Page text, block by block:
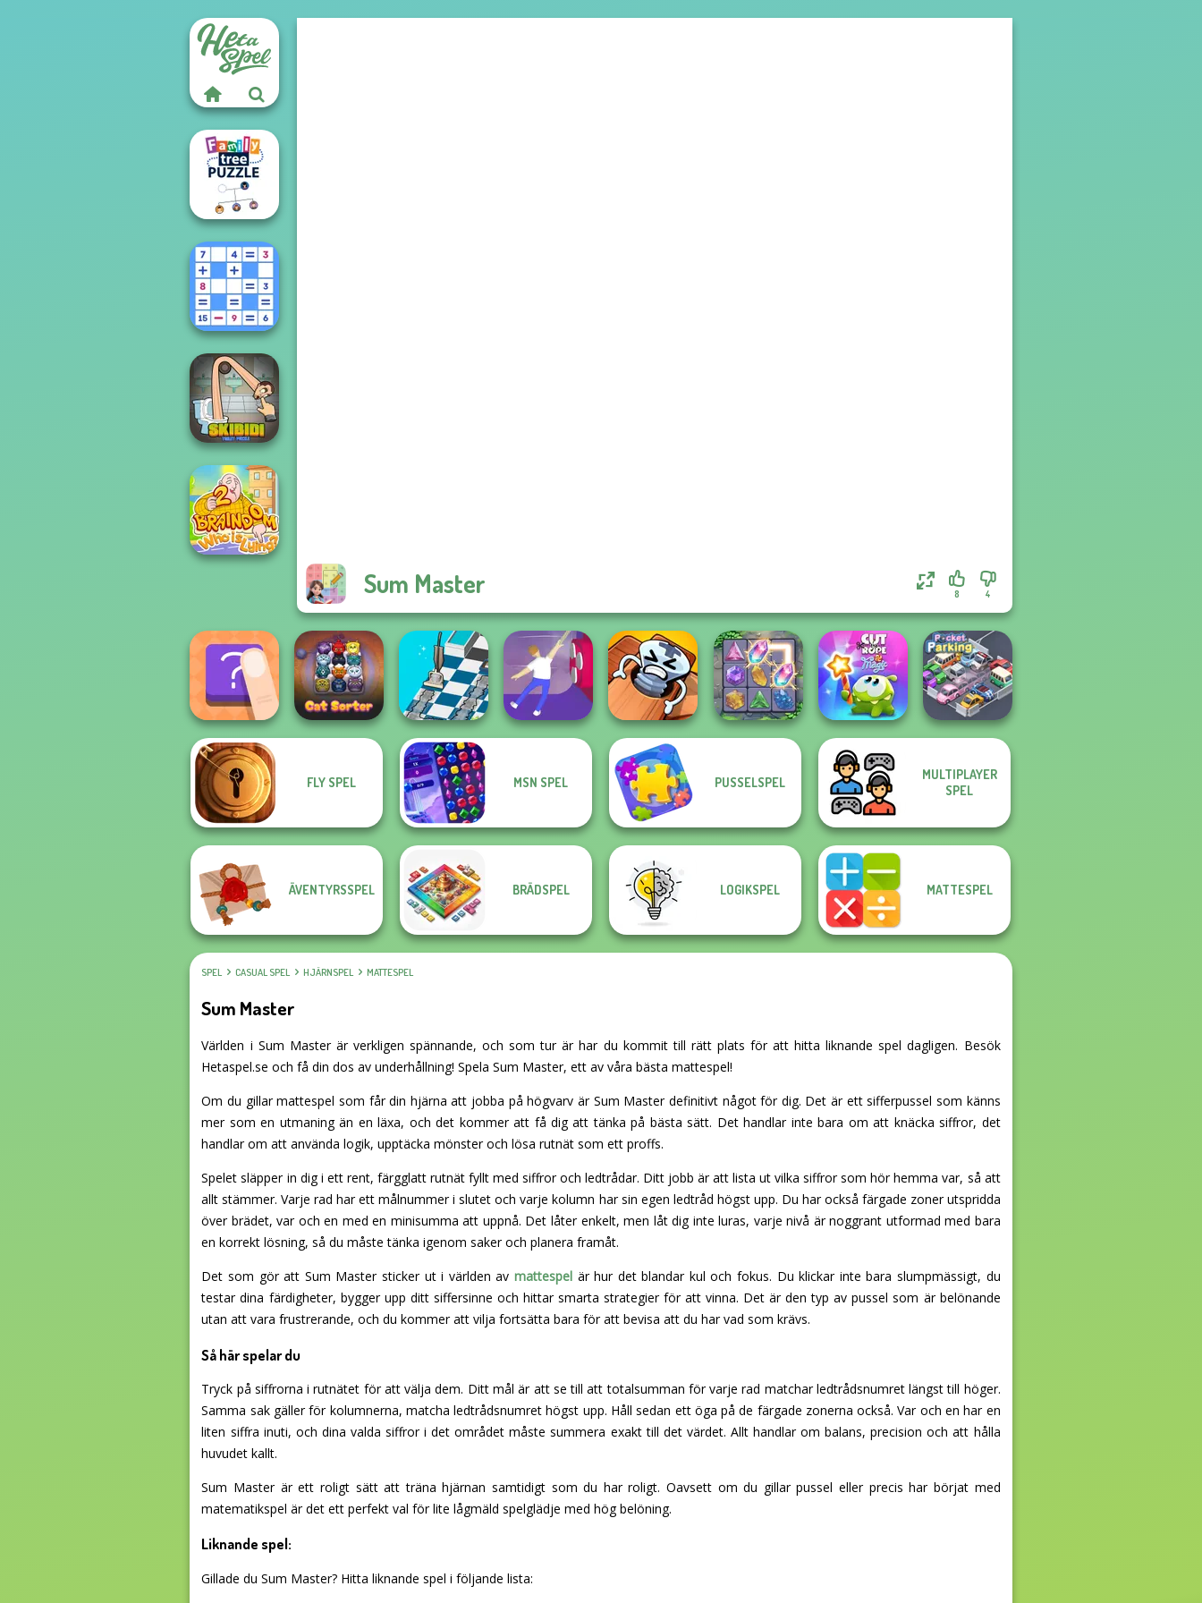
Sum Master 4
8
Family Tree
Puzzle
Mathematical
Crossword
Skibidi Toilet
Puzzle
Who is Lying?
The Shape
Dusty Maze
Hunter
Pin Master: Screw
Puzzle Quest
Cut The Rope
Magic
Pocket Parking
FLY SPEL MSN SPEL PUSSELSPEL
MULTIPLAYER
SPEL
ÄVENTYRSSPEL BRÄDSPEL LOGIKSPEL MATTESPEL
SPEL CASUAL SPEL HJÄRNSPEL MATTESPEL
Sum Master
Världen i Sum Master är verkligen spännande, och som tur är har du kommit till rätt plats för att hitta liknande spel dagligen. Besök
Hetaspel.se och få din dos av underhållning! Spela Sum Master, ett av våra bästa mattespel!
Om du gillarmattespel som får din hjärna att jobba på högvarv är Sum Master definitivt något för dig. Det är ett sifferpussel som känns
mer som en utmaning än en läxa, och det kommer att få dig att tänka på bästa sätt. Det handlar inte bara om att knäcka siffror, det
handlar om att använda logik, upptäcka mönster och lösa rutnät som ett proffs.
Spelet släpper in dig i ett rent, färgglatt rutnät fyllt med siffror och ledtrådar. Ditt jobb är att lista ut vilka siffror som hör hemma var, så att
allt stämmer. Varje rad har ett målnummer i slutet och varje kolumn har sin egen ledtråd högst upp. Du har också färgade zoner utspridda
över brädet, var och en med en minisumma att uppnå. Det låter enkelt, men låt dig inte luras, varje nivå är noggrant utformad med bara
en korrekt lösning, så du måste tänka igenom saker och planera framåt.
Det som gör att Sum Master sticker ut i världen av mattespelär hur det blandar kul och fokus. Du klickar inte bara slumpmässigt, du
testar dina färdigheter, bygger upp ditt siffersinne och hittar smarta strategier för att vinna. Det är den typ av pussel som är belönande
utan att vara frustrerande, och du kommer att vilja fortsätta bara för att bevisa att du har vad som krävs.
Så här spelar du
Tryck på siffrorna i rutnätet för att välja dem. Ditt mål är att se till att totalsumman för varje rad matchar ledtrådsnumret längst till höger.
Samma sak gäller för kolumnerna, matcha ledtrådsnumret högst upp. Håll sedan ett öga på de färgade zonerna också. Var och en har en
liten siffra inuti, och dina valda siffror i det området måste summera exakt till det värdet. Allt handlar om balans, precision och att hålla
huvudet kallt.
Sum Master är ett roligt sätt att träna hjärnan samtidigt som du har roligt. Oavsett om du gillar pussel eller precis har börjat med
matematikspel är det ett perfekt val för lite lågmäld spelglädje med hög belöning.
Liknande spel:
Gillade du Sum Master? Hitta liknande spel i följande lista: